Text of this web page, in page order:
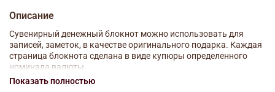
Описание
Сувенирный денежный блокнот можно использовать для
записей, заметок, в качестве оригинального подарка. Каждая
страница блокнота сделана в виде купюры определенного
номинала валюты.
Размер: 5,8*9,5 см
Показать полностью